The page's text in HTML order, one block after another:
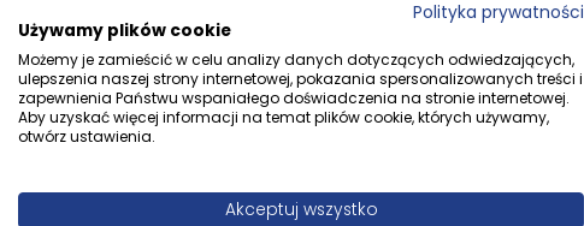
Wszystkie prawa zastrzeżone © 2026 MFstore.pl / Powered by
Polityka prywatności
Używamy plików cookie
Możemy je zamieścić w celu analizy danych dotyczących odwiedzających,
ulepszenia naszej strony internetowej, pokazania spersonalizowanych treści i
zapewnienia Państwu wspaniałego doświadczenia na stronie internetowej.
Aby uzyskać więcej informacji na temat plików cookie, których używamy,
otwórz ustawienia.
Akceptuj wszystko